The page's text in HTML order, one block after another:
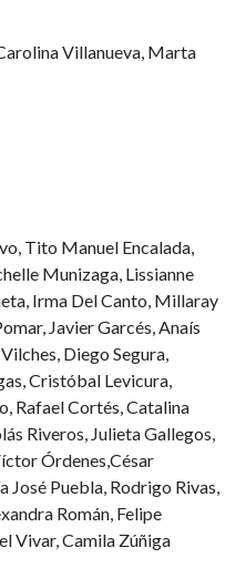
Villanueva, Marta
Tito Manuel Encalada,
Munizaga, Lissianne
Irma Del Canto, Millaray
Javier Garcés, Anaís
Diego Segura,
Cristóbal Levicura,
Rafael Cortés, Catalina
Riveros, Julieta Gallegos,
Órdenes,César
Puebla, Rodrigo Rivas,
Román, Felipe
Vivar, Camila Zúñiga